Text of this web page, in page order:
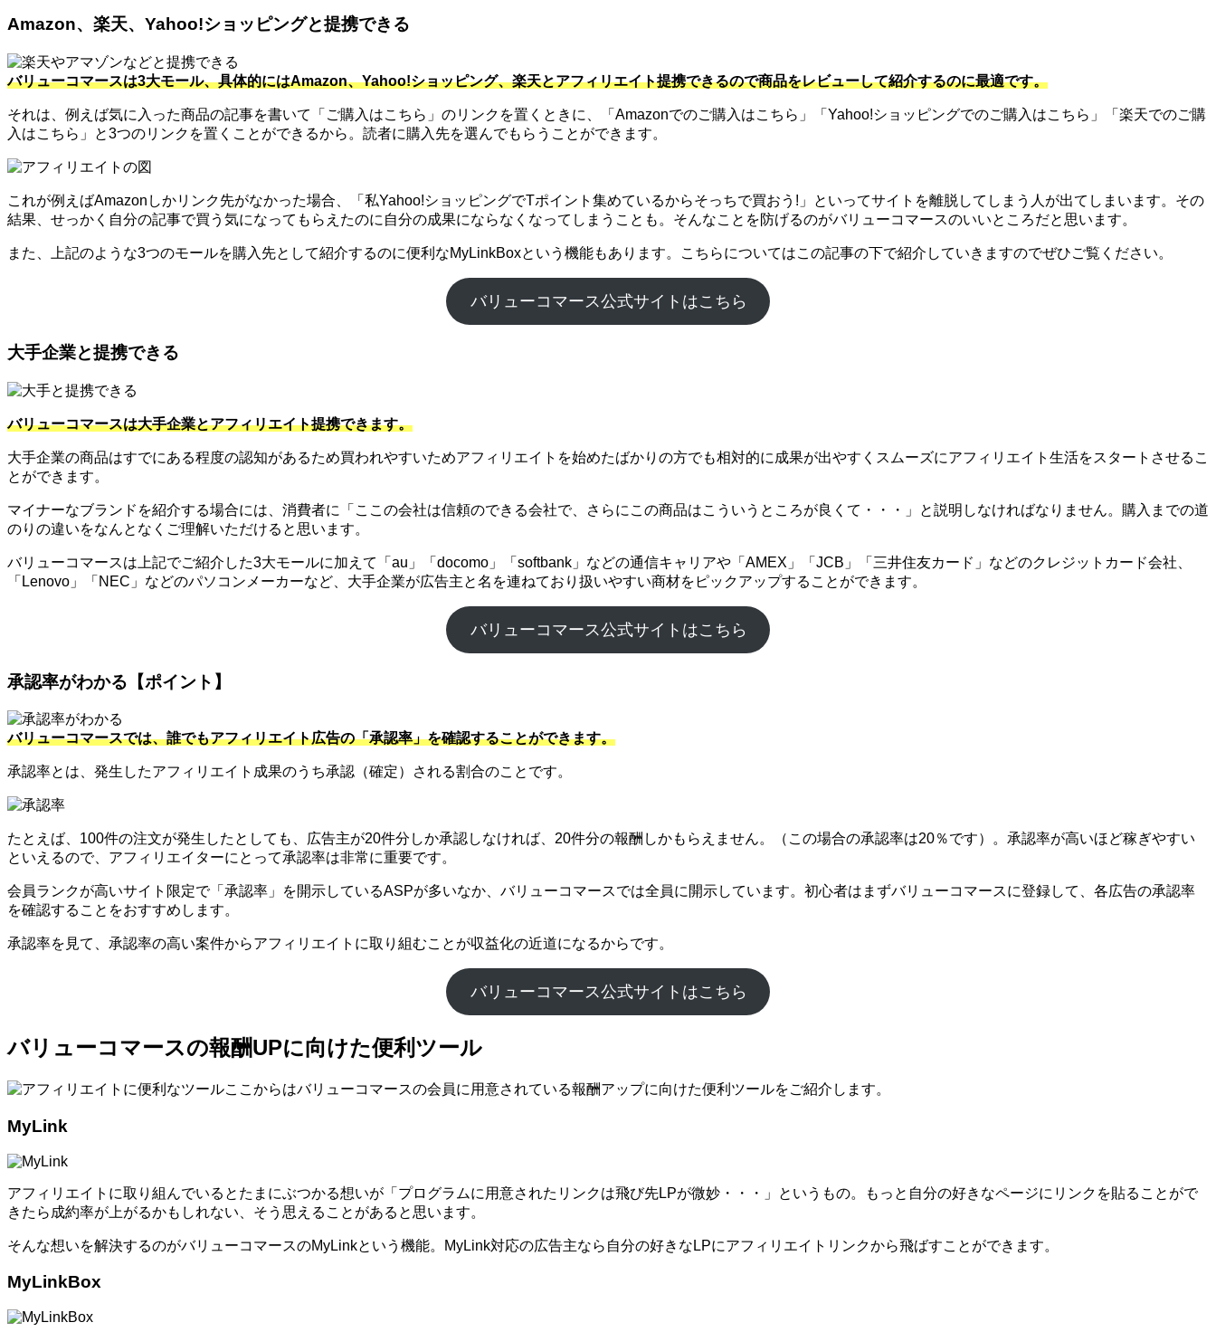
Amazon、楽天、Yahoo!ショッピングと提携できる
バリューコマースは3大モール、具体的にはAmazon、Yahoo!ショッピング、楽天とアフィリエイト提携できるので商品をレビューして紹介するのに最適です。
それは、例えば気に入った商品の記事を書いて「ご購入はこちら」のリンクを置くときに、「Amazonでのご購入はこちら」「Yahoo!ショッピングでのご購入はこちら」「楽天でのご購
入はこちら」と3つのリンクを置くことができるから。読者に購入先を選んでもらうことができます。
これが例えばAmazonしかリンク先がなかった場合、「私Yahoo!ショッピングでTポイント集めているからそっちで買おう!」といってサイトを離脱してしまう人が出てしまいます。その
結果、せっかく自分の記事で買う気になってもらえたのに自分の成果にならなくなってしまうことも。そんなことを防げるのがバリューコマースのいいところだと思います。
また、上記のような3つのモールを購入先として紹介するのに便利なMyLinkBoxという機能もあります。こちらについてはこの記事の下で紹介していきますのでぜひご覧ください。
バリューコマース公式サイトはこちら
大手企業と提携できる
バリューコマースは大手企業とアフィリエイト提携できます。
大手企業の商品はすでにある程度の認知があるため買われやすいためアフィリエイトを始めたばかりの方でも相対的に成果が出やすくスムーズにアフィリエイト生活をスタートさせるこ
とができます。
マイナーなブランドを紹介する場合には、消費者に「ここの会社は信頼のできる会社で、さらにこの商品はこういうところが良くて・・・」と説明しなければなりません。購入までの道
のりの違いをなんとなくご理解いただけると思います。
バリューコマースは上記でご紹介した3大モールに加えて「au」「docomo」「softbank」などの通信キャリアや「AMEX」「JCB」「三井住友カード」などのクレジットカード会社、
「Lenovo」「NEC」などのパソコンメーカーなど、大手企業が広告主と名を連ねており扱いやすい商材をピックアップすることができます。
バリューコマース公式サイトはこちら
承認率がわかる【ポイント】
バリューコマースでは、誰でもアフィリエイト広告の「承認率」を確認することができます。
承認率とは、発生したアフィリエイト成果のうち承認（確定）される割合のことです。
たとえば、100件の注文が発生したとしても、広告主が20件分しか承認しなければ、20件分の報酬しかもらえません。（この場合の承認率は20％です）。承認率が高いほど稼ぎやすい
といえるので、アフィリエイターにとって承認率は非常に重要です。
会員ランクが高いサイト限定で「承認率」を開示しているASPが多いなか、バリューコマースでは全員に開示しています。初心者はまずバリューコマースに登録して、各広告の承認率
を確認することをおすすめします。
承認率を見て、承認率の高い案件からアフィリエイトに取り組むことが収益化の近道になるからです。
バリューコマース公式サイトはこちら
バリューコマースの報酬UPに向けた便利ツール
ここからはバリューコマースの会員に用意されている報酬アップに向けた便利ツールをご紹介します。
MyLink
アフィリエイトに取り組んでいるとたまにぶつかる想いが「プログラムに用意されたリンクは飛び先LPが微妙・・・」というもの。もっと自分の好きなページにリンクを貼ることがで
きたら成約率が上がるかもしれない、そう思えることがあると思います。
そんな想いを解決するのがバリューコマースのMyLinkという機能。MyLink対応の広告主なら自分の好きなLPにアフィリエイトリンクから飛ばすことができます。
MyLinkBox